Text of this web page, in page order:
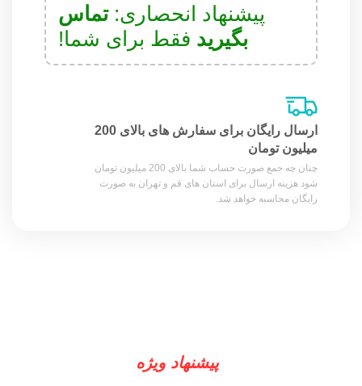
پیشنهاد انحصاری:تماس
بگیرید فقط برای شما!
ارسال رایگان برای سفارش های بالای 200
میلیون تومان
چنان چه جمع صورت حساب شما بالای 200 میلیون تومان
شود هزینه ارسال برای استان های قم و تهران به صورت
رایگان محاسبه خواهد شد.
پیشنهاد ویژه